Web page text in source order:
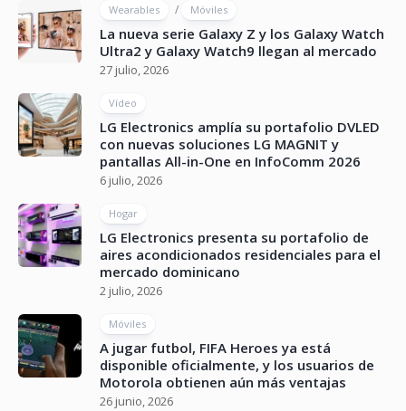
Wearables / Móviles
La nueva serie Galaxy Z y los Galaxy Watch
Ultra2 y Galaxy Watch9 llegan al mercado
27 julio, 2026
Vídeo
LG Electronics amplía su portafolio DVLED
con nuevas soluciones LG MAGNIT y
pantallas All-in-One en InfoComm 2026
6 julio, 2026
Hogar
LG Electronics presenta su portafolio de
aires acondicionados residenciales para el
mercado dominicano
2 julio, 2026
Móviles
A jugar futbol, FIFA Heroes ya está
disponible oficialmente, y los usuarios de
Motorola obtienen aún más ventajas
26 junio, 2026